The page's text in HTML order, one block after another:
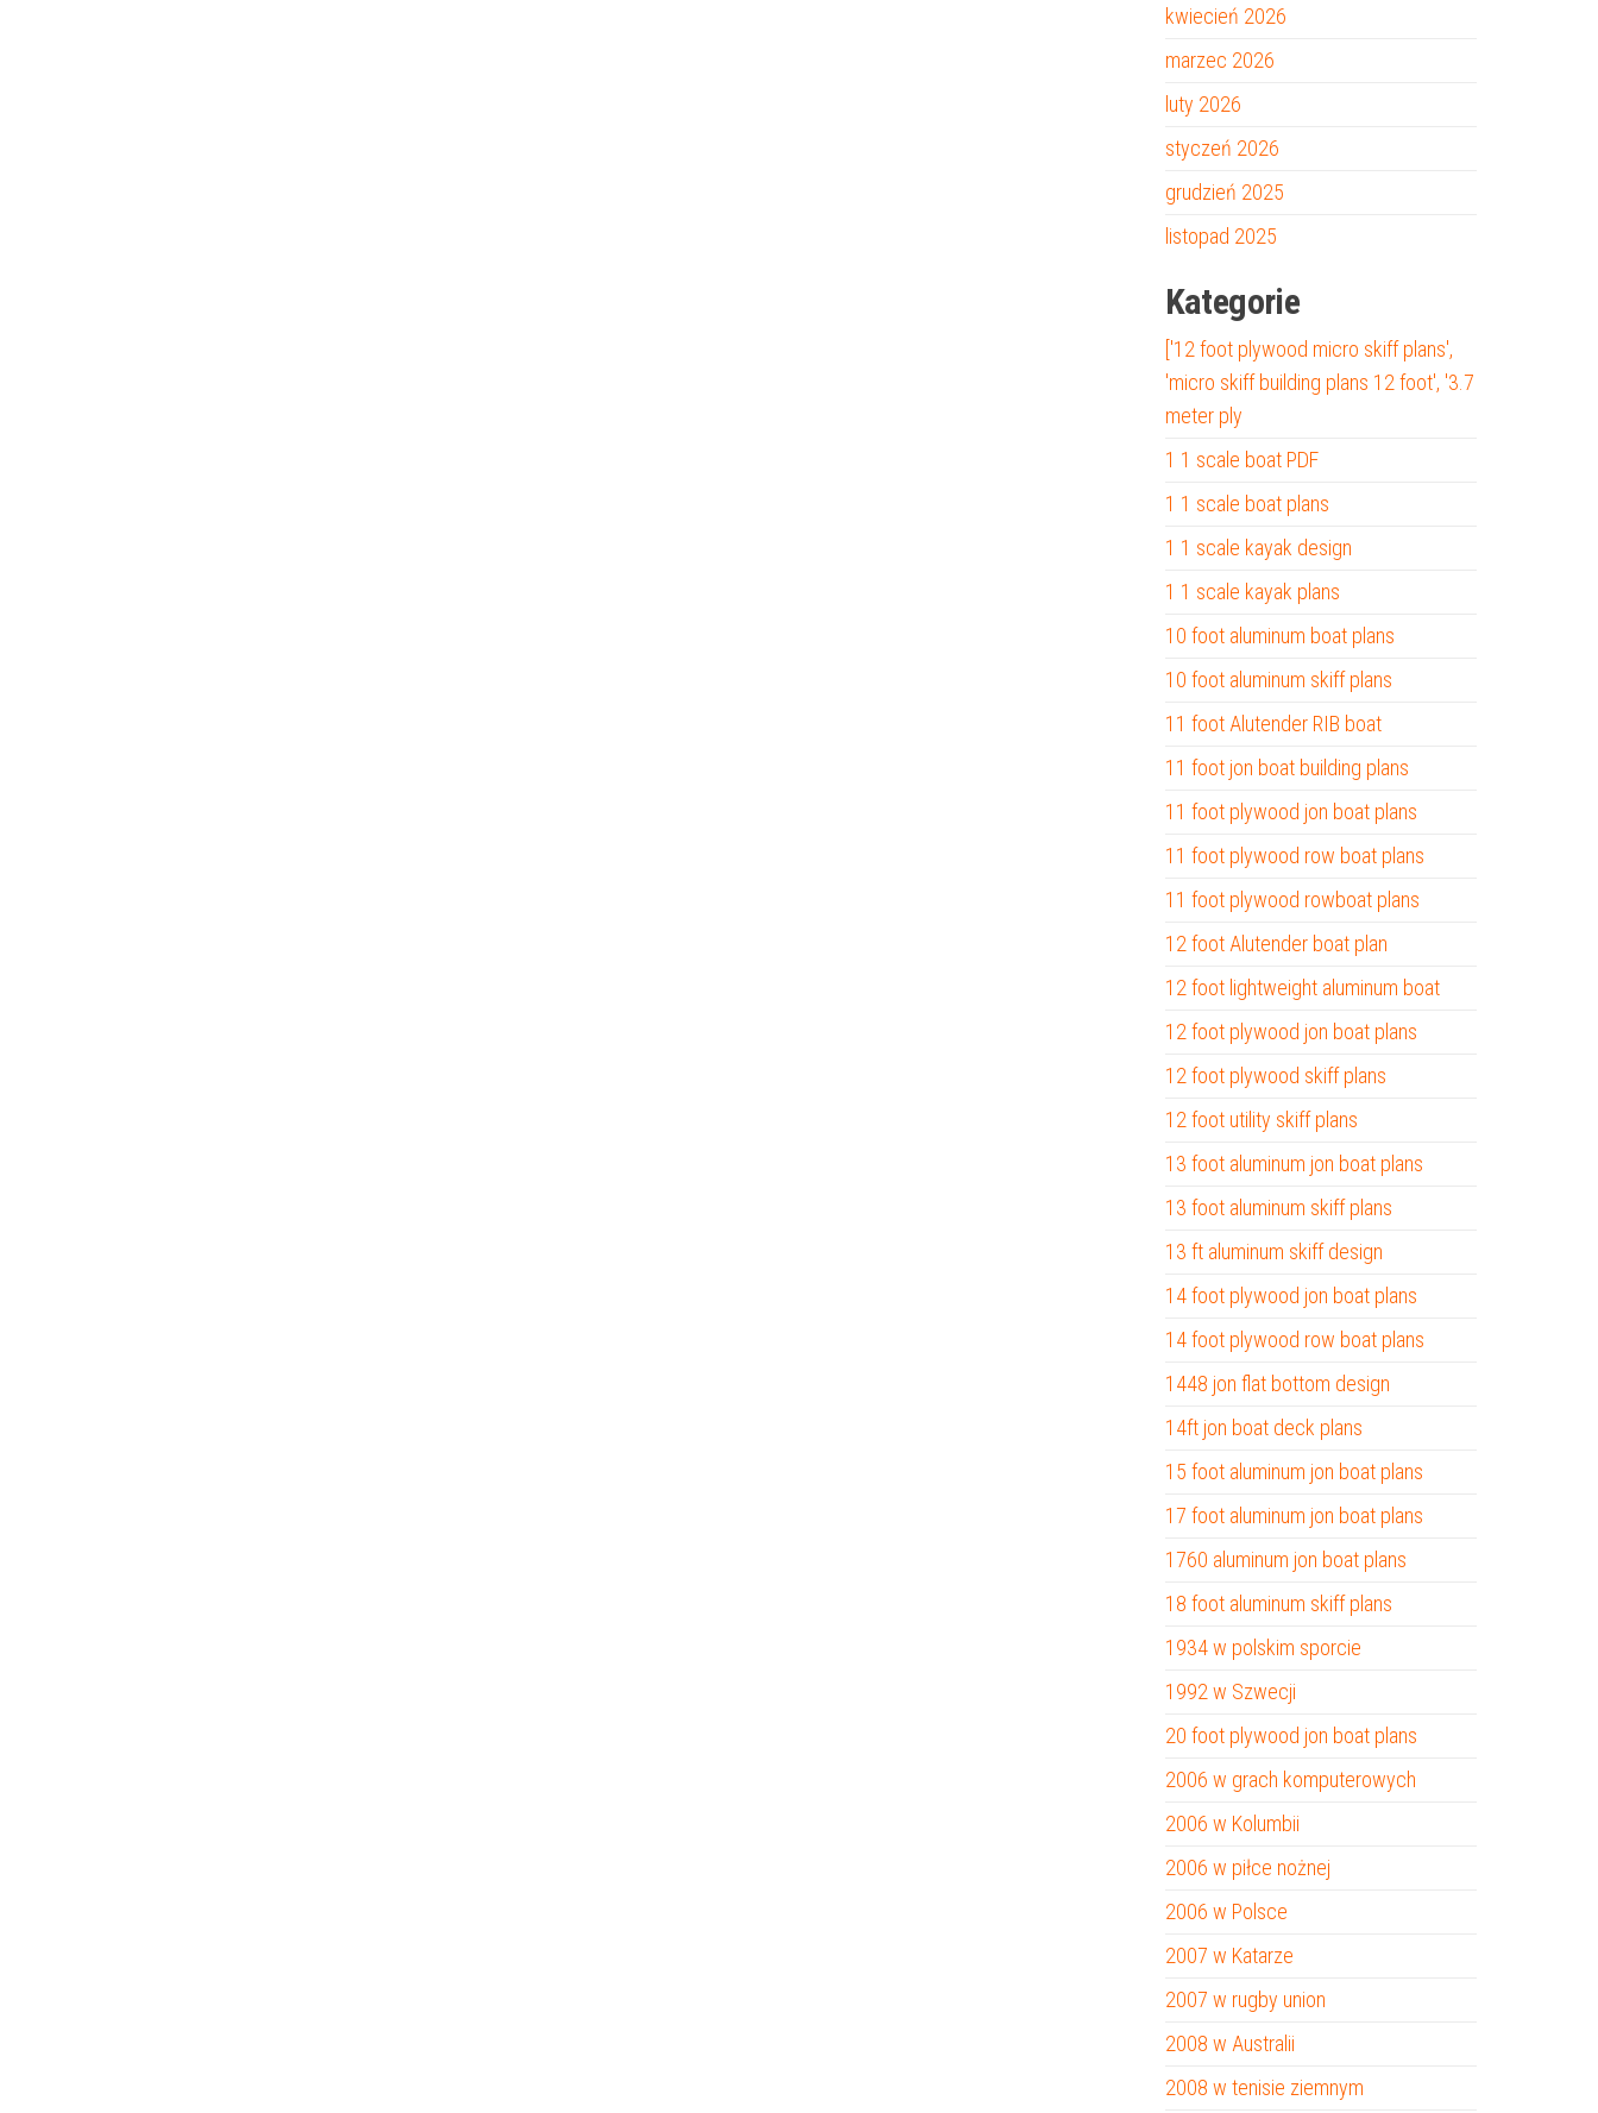
kwiecień 2026
marzec 2026
luty 2026
styczeń 2026
grudzień 2025
listopad 2025
Kategorie
['12 foot plywood micro skiff plans',
'micro skiff building plans 12 foot', '3.7
meter ply
1 1 scale boat PDF
1 1 scale boat plans
1 1 scale kayak design
1 1 scale kayak plans
10 foot aluminum boat plans
10 foot aluminum skiff plans
11 foot Alutender RIB boat
11 foot jon boat building plans
11 foot plywood jon boat plans
11 foot plywood row boat plans
11 foot plywood rowboat plans
12 foot Alutender boat plan
12 foot lightweight aluminum boat
12 foot plywood jon boat plans
12 foot plywood skiff plans
12 foot utility skiff plans
13 foot aluminum jon boat plans
13 foot aluminum skiff plans
13 ft aluminum skiff design
14 foot plywood jon boat plans
14 foot plywood row boat plans
1448 jon flat bottom design
14ft jon boat deck plans
15 foot aluminum jon boat plans
17 foot aluminum jon boat plans
1760 aluminum jon boat plans
18 foot aluminum skiff plans
1934 w polskim sporcie
1992 w Szwecji
20 foot plywood jon boat plans
2006 w grach komputerowych
2006 w Kolumbii
2006 w piłce nożnej
2006 w Polsce
2007 w Katarze
2007 w rugby union
2008 w Australii
2008 w tenisie ziemnym